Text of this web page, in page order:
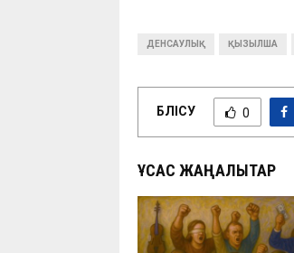
ДЕНСАУЛЫҚ ҚЫЗЫЛША
БӨЛІСУ 0
ҰҚСАС ЖАҢАЛЫҚТАР